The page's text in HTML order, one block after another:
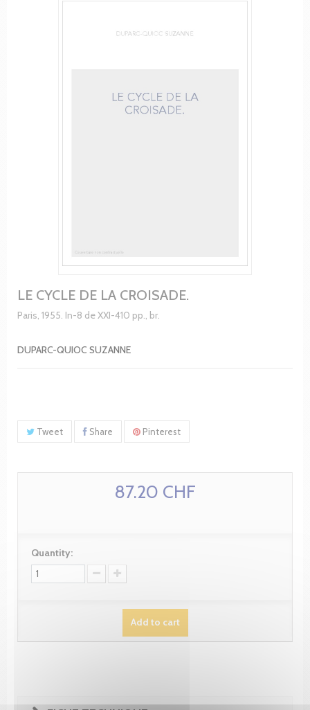
LE CYCLE DE LA CROISADE.
Paris, 1955. In-8 de XXI-410 pp., br.
DUPARC-QUIOC SUZANNE
Tweet Share Pinterest
87.20 CHF
Quantity:
Add to cart